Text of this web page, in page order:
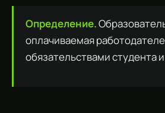
Определение.
оплачиваемая
обязательствами студента